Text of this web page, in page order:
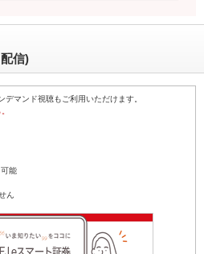
信)
マンド視聴もご利用いただけます。
能
ん